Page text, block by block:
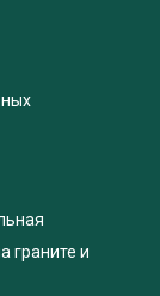
граните и